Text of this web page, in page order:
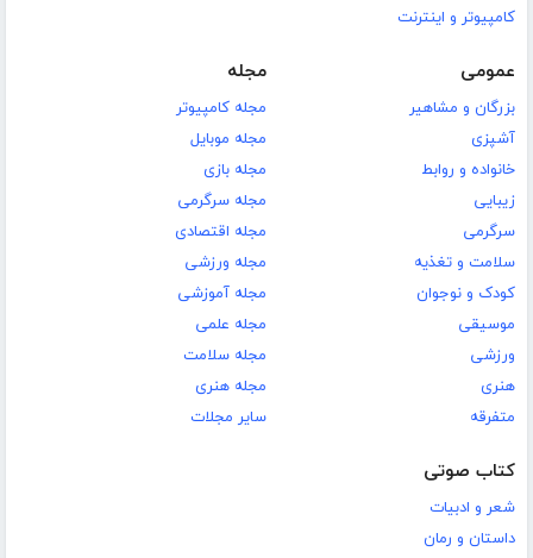
کامپیوتر و اینترنت
عمومی
بزرگان و مشاهیر
آشپزی
خانواده و روابط
زیبایی
سرگرمی
سلامت و تغذیه
کودک و نوجوان
موسیقی
ورزشی
هنری
متفرقه
مجله
مجله کامپیوتر
مجله موبایل
مجله بازی
مجله سرگرمی
مجله اقتصادی
مجله ورزشی
مجله آموزشی
مجله علمی
مجله سلامت
مجله هنری
سایر مجلات
کتاب صوتی
شعر و ادبیات
داستان و رمان